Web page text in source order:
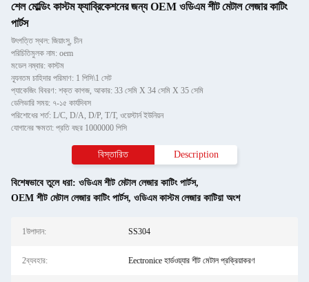
শেল মোল্ডিং কাস্টম ফ্যাব্রিকেশনের জন্য OEM ওডিএম শীট মেটাল লেজার কাটিং
পার্টস
উৎপত্তি স্থল: জিয়াংসু, চীন
পরিচিতিমুলক নাম: oem
মডেল নম্বার: কাস্টম
ন্যূনতম চাহিদার পরিমাণ: 1 পিসি\1 সেট
প্যাকেজিং বিবরণ: শক্ত কাগজ, আকার: 33 সেমি X 34 সেমি X 35 সেমি
ডেলিভারি সময়: ৭-১৫ কার্যদিবস
পরিশোধের শর্ত: L/C, D/A, D/P, T/T, ওয়েস্টার্ন ইউনিয়ন
যোগানের ক্ষমতা: প্রতি বছর 1000000 পিসি
বিস্তারিত Description
বিশেষভাবে তুলে ধরা: ওডিএম শীট মেটাল লেজার কাটিং পার্টস,
OEM শীট মেটাল লেজার কাটিং পার্টস, ওডিএম কাস্টম লেজার কাটিয়া অংশ
1উপাদান: SS304
2ব্যবহার: Eectronice হার্ডওয়্যার শীট মেটাল প্রক্রিয়াকরণ